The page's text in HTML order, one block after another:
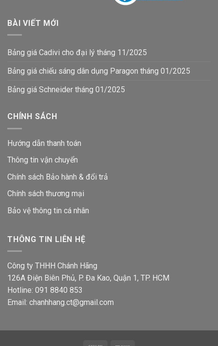
BÀI VIẾT MỚI
Bảng giá Cadivi cho đại lý tháng 11/2025
Bảng giá chiếu sáng dân dụng Paragon tháng 01/2025
Bảng giá Schneider tháng 01/2025
CHÍNH SÁCH
Hướng dẫn thanh toán
Thông tin vận chuyển
Chính sách Bảo hành & đổi trả
Chính sách thương mại
Bảo vệ thông tin cá nhân
THÔNG TIN LIÊN HỆ
Công ty THHH Chánh Hãng
126A Điện Biên Phủ, P. Đa Kao, Quận 1, TP. HCM
Hotline: 091 8840 853
Email: chanhhang.ct@gmail.com